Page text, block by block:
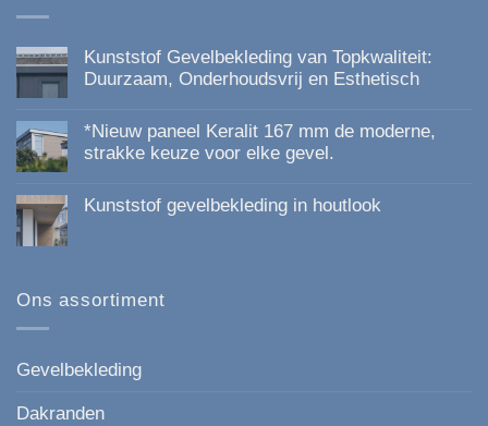
Kunststof Gevelbekleding van Topkwaliteit:
Duurzaam, Onderhoudsvrij en Esthetisch
op
Kunststof
Gevelbekleding
Duurzaam,
*Nieuw paneel Keralit 167 mm de moderne,
strakke keuze voor elke gevel.
op
de
voor
elke
Kunststof gevelbekleding in houtlook
gevelbekleding
in
Ons assortiment
Gevelbekleding
Dakranden